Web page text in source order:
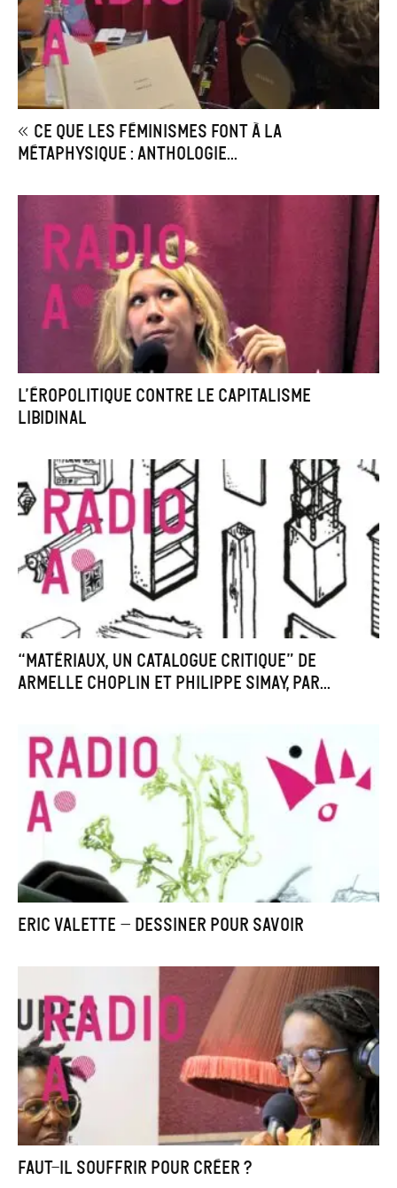
« Ce que les féminismes font à la
métaphysique : anthologie...
L’éropolitique contre le capitalisme
libidinal
“Matériaux, un catalogue critique” de
Armelle Choplin et Philippe Simay, par...
Eric Valette – Dessiner pour savoir
Faut-il souffrir pour créer ?